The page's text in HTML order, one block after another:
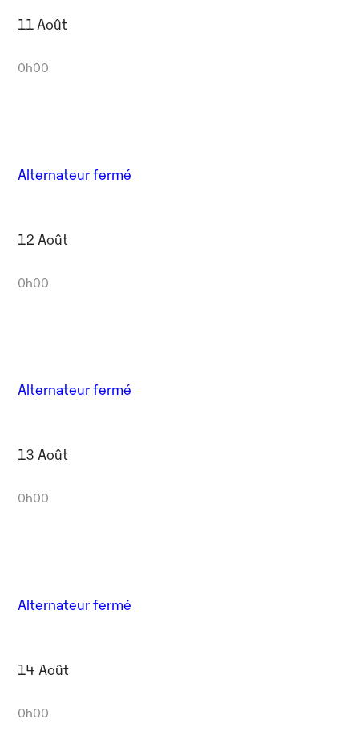
11 Août
0h00
Alternateur fermé
12 Août
0h00
Alternateur fermé
13 Août
0h00
Alternateur fermé
14 Août
0h00